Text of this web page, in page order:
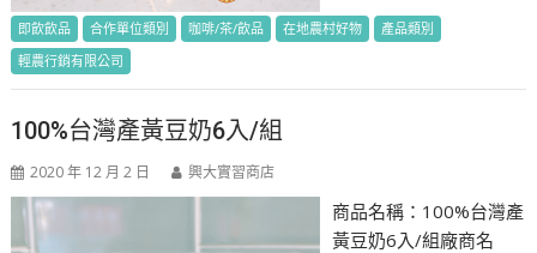
即飲飲品 合作單位類別 咖啡/茶/飲品 在地農村好物
產品類別
輕農行銷有限公司
100%台灣產黃豆奶6入/組
2020 年 12 月 2 日 興大實習商店
商品名稱：100%台灣產
黃豆奶6入/組廠商名